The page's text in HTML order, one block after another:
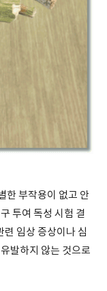
한 부작용이 없고 안
투여 독성 시험 결
임상 증상이나 심
발하지 않는 것으로